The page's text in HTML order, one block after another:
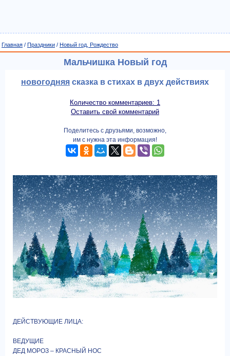
Главная / Праздники / Новый год, Рождество
Мальчишка Новый год
новогодняя сказка в стихах в двух действиях
Количество комментариев: 1
Оставить свой комментарий
Поделитесь с друзьями, возможно,
им с нужна эта информация!
ДЕЙСТВУЮЩИЕ ЛИЦА:
ВЕДУЩИЕ
ДЕД МОРОЗ – КРАСНЫЙ НОС